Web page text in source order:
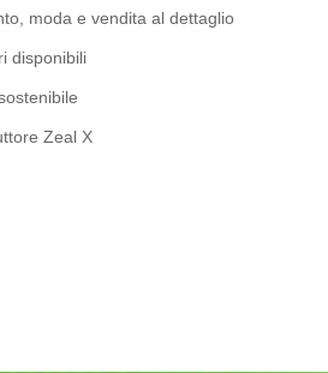
moda e vendita al dettaglio
disponibili
Zeal X